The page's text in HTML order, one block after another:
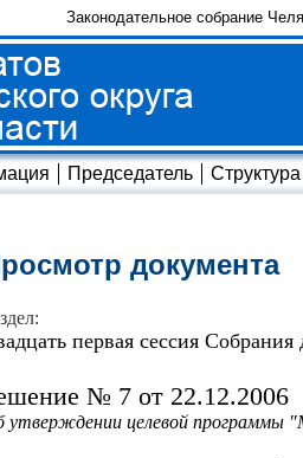
Законодательное собрание
Председатель
документа
первая сессия Собрания
№ 7 от 22.12.2006
утверждении целевой программы